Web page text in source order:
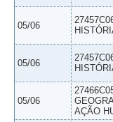
05/06
05/06
05/06
AÇÃO